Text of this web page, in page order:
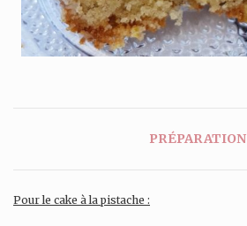
PRÉPARATION
Pour le cake à la pistache :